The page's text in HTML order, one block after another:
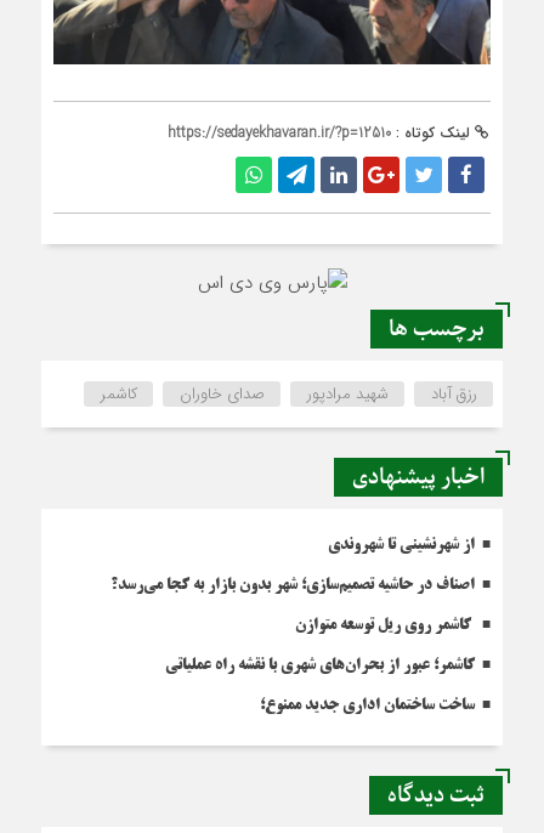
لینک کوتاه : https://sedayekhavaran.ir/?p=12510
برچسب ها
رزق آباد شهید مرادپور صدای خاوران کاشمر
اخبار پیشنهادی
از شهرنشینی تا شهروندی
اصناف در حاشیه تصمیم‌سازی؛ شهر بدون بازار به کجا می‌رسد؟
کاشمر روی ریل توسعه متوازن
کاشمر؛ عبور از بحران‌های شهری با نقشه راه عملیاتی
ساخت ساختمان اداری جدید ممنوع؛
ثبت دیدگاه